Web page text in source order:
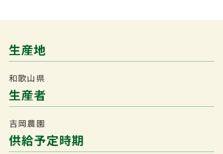
生産地
和歌山県
生産者
吉岡農園
供給予定時期